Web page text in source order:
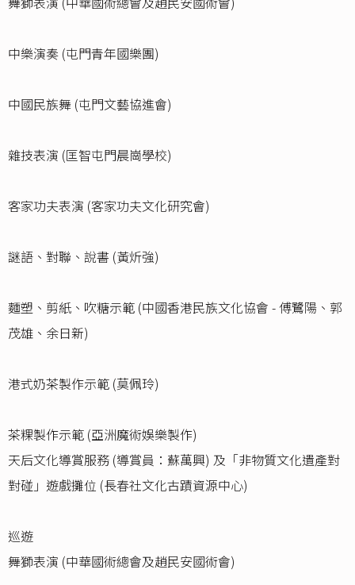
中樂演奏 (屯門青年國樂團)
中國民族舞 (屯門文藝協進會)
雜技表演 (匡智屯門晨崗學校)
客家功夫表演 (客家功夫文化研究會)
謎語、對聯、說書 (黃炘強)
麵塑、剪紙、吹糖示範 (中國香港民族文化協會 - 傅鷺陽、郭
茂雄、余日新)
港式奶茶製作示範 (莫佩玲)
茶粿製作示範 (亞洲魔術娛樂製作)
天后文化導賞服務 (導賞員：蘇萬興) 及「非物質文化遺產對
對碰」遊戲攤位 (長春社文化古蹟資源中心)
巡遊
舞獅表演 (中華國術總會及趙民安國術會)